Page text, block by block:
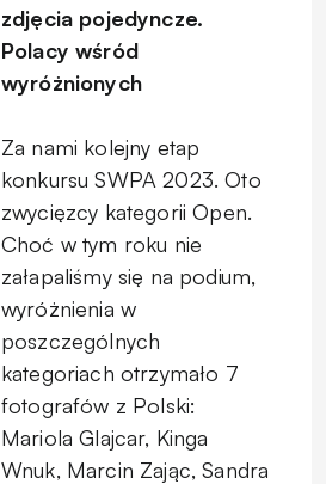
zdjęcia pojedyncze.
Polacy wśród
wyróżnionych
Za nami kolejny etap
konkursu SWPA 2023. Oto
zwycięzcy kategorii Open.
Choć w tym roku nie
załapaliśmy się na podium,
wyróżnienia w
poszczególnych
kategoriach otrzymało 7
fotografów z Polski:
Mariola Glajcar, Kinga
Wnuk, Marcin Zając, Sandra